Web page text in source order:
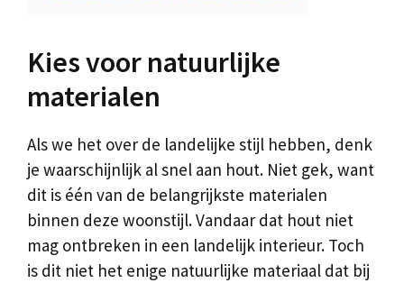
Kies voor natuurlijke
materialen
Als we het over de landelijke stijl hebben, denk
je waarschijnlijk al snel aan hout. Niet gek, want
dit is één van de belangrijkste materialen
binnen deze woonstijl. Vandaar dat hout niet
mag ontbreken in een landelijk interieur. Toch
is dit niet het enige natuurlijke materiaal dat bij